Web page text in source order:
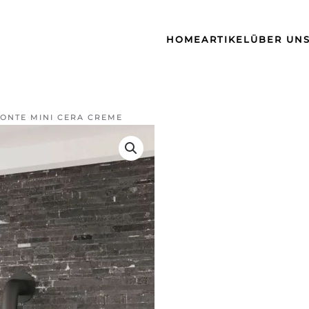
HOMEARTIKELÜBER UNS
MINI CERA CREME